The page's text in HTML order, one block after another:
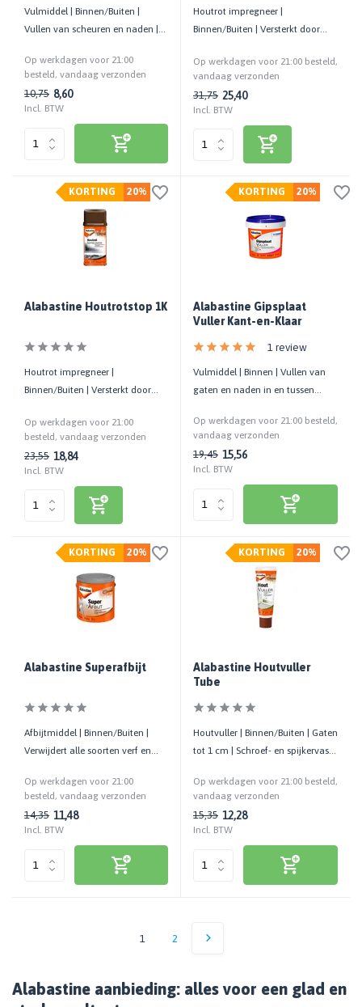
Vulmiddel | Binnen/Buiten |
Vullen van scheuren en naden |
Op werkdagen voor 21:00
besteld, vandaag verzonden
10,75 8,60
Incl. BTW
Houtrot impregneer |
Binnen/Buiten | Versterkt door
Op werkdagen voor 21:00 besteld,
vandaag verzonden
31,75 25,40
Incl. BTW
20%
KORTING
Alabastine Houtrotstop 1K
Houtrot impregneer |
Binnen/Buiten | Versterkt door
Op werkdagen voor 21:00
besteld, vandaag verzonden
23,55 18,84
Incl. BTW
20%
KORTING
Alabastine Gipsplaat
Vuller Kant-en-Klaar
1 review
Vulmiddel | Binnen | Vullen van
gaten en naden in en tussen
Op werkdagen voor 21:00 besteld,
vandaag verzonden
19,45 15,56
Incl. BTW
20%
KORTING
Alabastine Superafbijt
Afbijtmiddel | Binnen/Buiten |
Verwijdert alle soorten verf en
Op werkdagen voor 21:00
besteld, vandaag verzonden
14,35 11,48
Incl. BTW
20%
KORTING
Alabastine Houtvuller
Tube
Houtvuller | Binnen/Buiten | Gaten
tot 1 cm | Schroef- en spijkervast |
Op werkdagen voor 21:00 besteld,
vandaag verzonden
15,35 12,28
Incl. BTW
1 2
Alabastine aanbieding: alles voor een glad en